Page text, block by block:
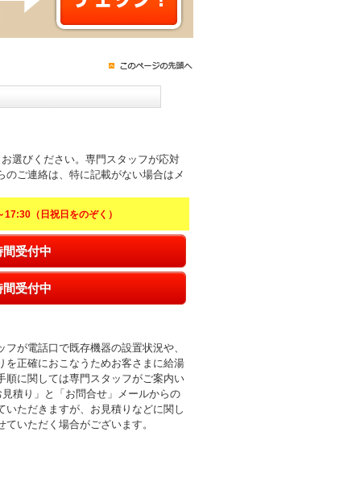
選びください。専門スタッフが応対
ご連絡は、特に記載がない場合はメ
（日祝日をのぞく）
受付中
受付中
が電話口で既存機器の設置状況や、
を正確におこなうためお客さまに給湯
順に関しては専門スタッフがご案内い
積り」と「お問合せ」メールからの
ただきますが、お見積りなどに関し
いただく場合がございます。